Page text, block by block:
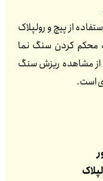
از پیچ و رولپلاک
محکم کردن سنگ نما
از مشاهده ریزش سنگ
است.